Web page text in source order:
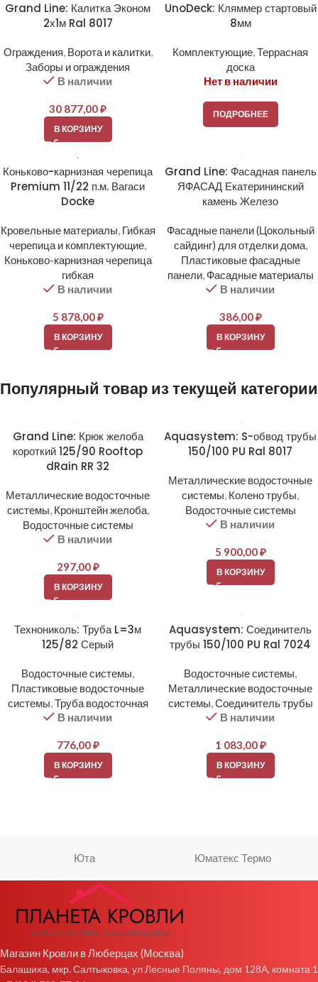
Grand Line: Калитка Эконом
2х1м Ral 8017
Ограждения, Ворота и калитки,
Заборы и ограждения
В наличии
30 877,00₽
В КОРЗИНУ
UnoDeck: Кляммер стартовый
8мм
Комплектующие,Террасная
доска
Нет в наличии
ПОДРОБНЕЕ
Коньково-карнизная черепица
Premium 11/22 п.м. Вагаси
Docke
Кровельные материалы, Гибкая
черепица и комплектующие,
Коньково-карнизная черепица
гибкая
В наличии
5 878,00₽
В КОРЗИНУ
Grand Line: Фасадная панель
ЯФАСАД Екатерининский
камень Железо
Фасадные панели (Цокольный
сайдинг) для отделки дома,
Пластиковые фасадные
панели, Фасадные материалы
В наличии
386,00₽
В КОРЗИНУ
Популярный товар из текущей категории
Grand Line: Крюк желоба
короткий 125/90 Rooftop
dRain RR 32
Металлические водосточные
системы, Кронштейн желоба,
Водосточные системы
В наличии
297,00₽
В КОРЗИНУ
Aquasystem: S-обвод трубы
150/100 PU Ral 8017
Металлические водосточные
системы, Колено трубы,
Водосточные системы
В наличии
5 900,00₽
В КОРЗИНУ
Технониколь: Труба L=3м
125/82 Серый
Водосточные системы,
Пластиковые водосточные
системы,Труба водосточная
В наличии
776,00₽
В КОРЗИНУ
Aquasystem: Соединитель
трубы 150/100 PU Ral 7024
Водосточные системы,
Металлические водосточные
системы,Соединитель трубы
В наличии
1 083,00₽
В КОРЗИНУ
Юта Юматекс Термо
Магазин Кровли в Люберцах (Москва)
Балашиха, мкр. Салтыковка, ул Лесные Поляны, дом 128А, комната 1